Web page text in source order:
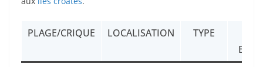
PLAGE/CRIQUE LOCALISATION TYPE